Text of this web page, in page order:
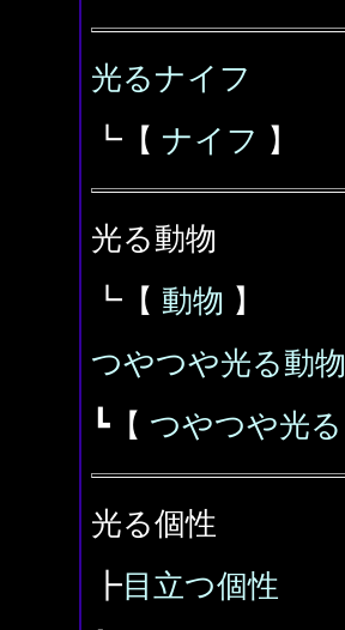
光るナイフ
┗【 ナイフ 】
光る動物
┗【 動物 】
つやつや光る動物
┗【 つやつや光る
光る個性
┣目立つ個性